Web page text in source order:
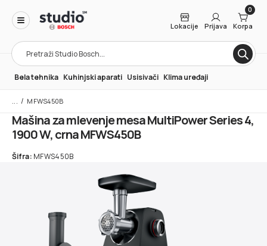
Products
search
Lokacije Prijava
0
Korpa
Bela tehnika Kuhinjski aparati Usisivači Klima uređaji
/ MFWS450B
Mašina za mlevenje mesa MultiPower Series 4,
1900 W, crna MFWS450B
Šifra: MFWS450B